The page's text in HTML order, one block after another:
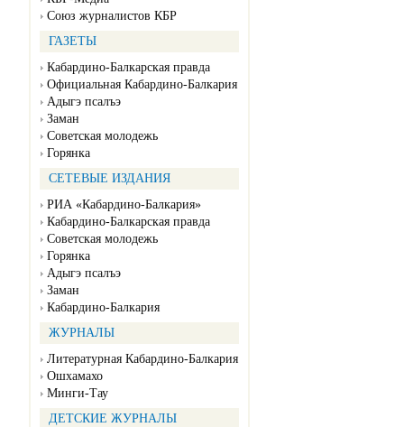
Союз журналистов КБР
ГАЗЕТЫ
Кабардино-Балкарская правда
Официальная Кабардино-Балкария
Адыгэ псалъэ
Заман
Советская молодежь
Горянка
СЕТЕВЫЕ ИЗДАНИЯ
РИА «Кабардино-Балкария»
Кабардино-Балкарская правда
Советская молодежь
Горянка
Адыгэ псалъэ
Заман
Кабардино-Балкария
ЖУРНАЛЫ
Литературная Кабардино-Балкария
Ошхамахо
Минги-Тау
ДЕТСКИЕ ЖУРНАЛЫ